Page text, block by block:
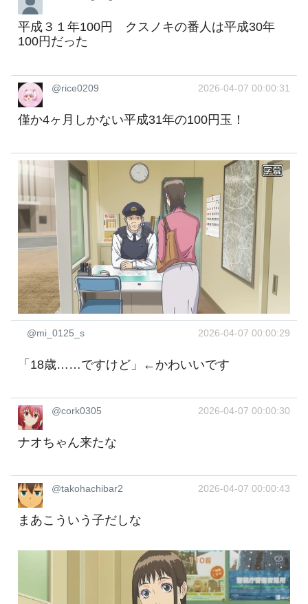
平成３１年100円 クスノキの番人は平成30年
100円だった
@rice0209 2026-04-07 00:00:31
僅か4ヶ月しかない平成31年の100円玉！
@mi_0125_s 2026-04-07 00:00:29
「18歳……ですけど」←かわいいです
@cork0305 2026-04-07 00:00:30
ナオちゃん来たな
@takohachibar2 2026-04-07 00:00:43
まあこういう子だしな